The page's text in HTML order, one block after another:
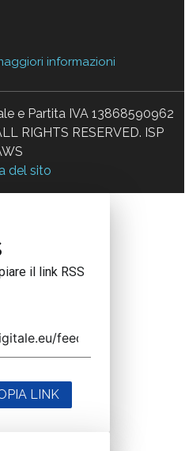
informazioni
e Partita IVA 13868590962
RIGHTS RESERVED. ISP
del sito
il link RSS
LINK